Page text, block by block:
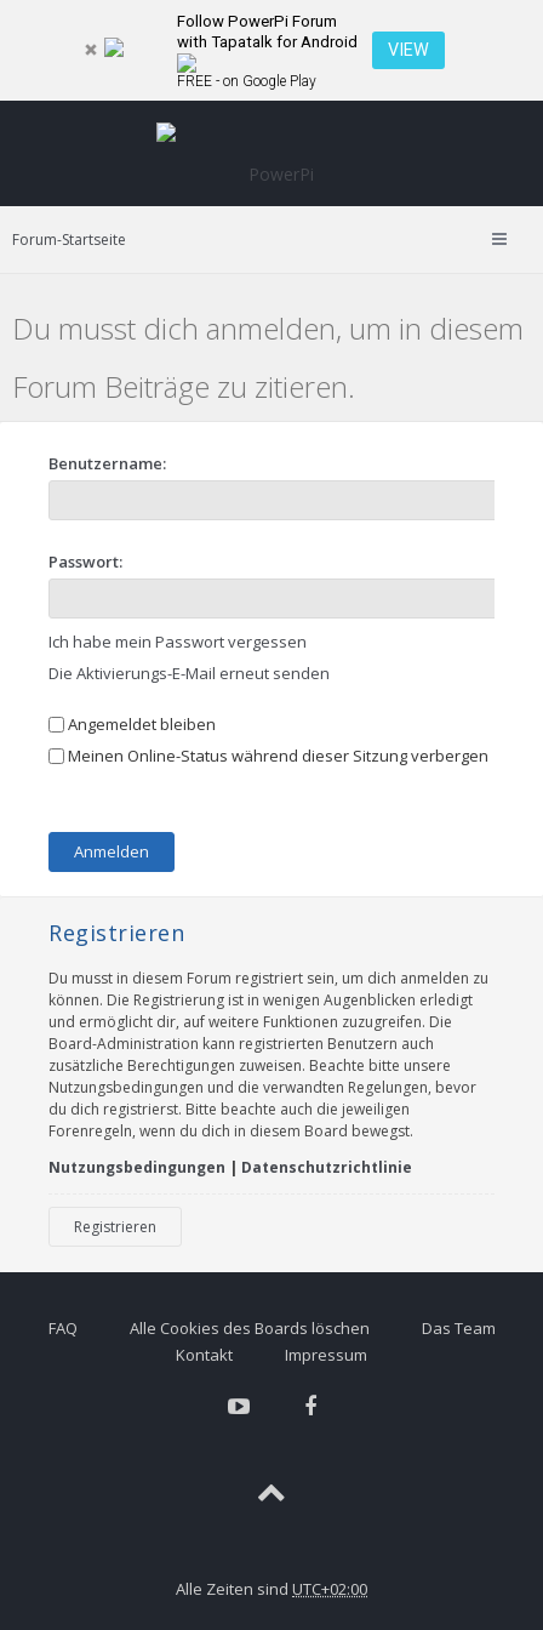
Follow PowerPi Forum
with Tapatalk for Android
FREE - on Google Play
VIEW
Forum-Startseite
Du musst dich anmelden, um in diesem
Forum Beiträge zu zitieren.
Benutzername:
Passwort:
Ich habe mein Passwort vergessen
Die Aktivierungs-E-Mail erneut senden
Angemeldet bleiben
Meinen Online-Status während dieser Sitzung verbergen
Registrieren
Du musst in diesem Forum registriert sein, um dich anmelden zu
können. Die Registrierung ist in wenigen Augenblicken erledigt
und ermöglicht dir, auf weitere Funktionen zuzugreifen. Die
Board-Administration kann registrierten Benutzern auch
zusätzliche Berechtigungen zuweisen. Beachte bitte unsere
Nutzungsbedingungen und die verwandten Regelungen, bevor
du dich registrierst. Bitte beachte auch die jeweiligen
Forenregeln, wenn du dich in diesem Board bewegst.
Nutzungsbedingungen | Datenschutzrichtlinie
Registrieren
FAQ Alle Cookies des Boards löschen
Das Team
Kontakt
Impressum
Alle Zeiten sind UTC+02:00